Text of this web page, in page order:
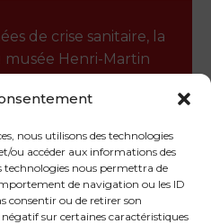
nous utilisons des technologies
ou accéder aux informations des
technologies nous permettra de
de navigation ou les ID
consentir ou de retirer son
sur certaines caractéristiques
de crise sanitaire, la
Henri-Martin